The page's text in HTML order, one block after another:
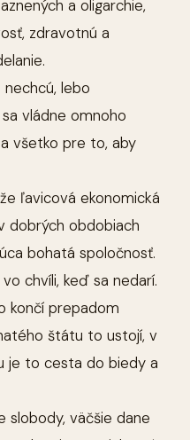
a oligarchie,
zdravotnú a
lebo
vládne omnoho
všetko pre to, aby
ľavicová ekonomická
dobrých obdobiach
bohatá spoločnosť.
chvíli, keď sa nedarí.
končí prepadom
štátu to ustojí, v
je to cesta do biedy a
slobody, väčšie dane